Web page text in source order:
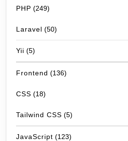
PHP (249)
Laravel (50)
Yii (5)
Frontend (136)
CSS (18)
Tailwind CSS (5)
JavaScript (123)